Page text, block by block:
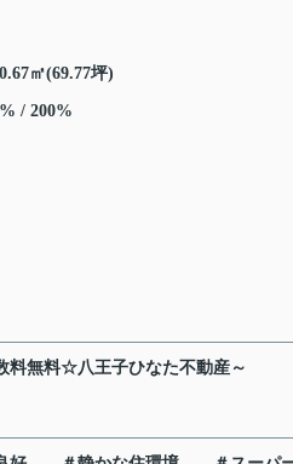
㎡(69.77坪)
/ 200%
料無料☆八王子ひなた不動産～